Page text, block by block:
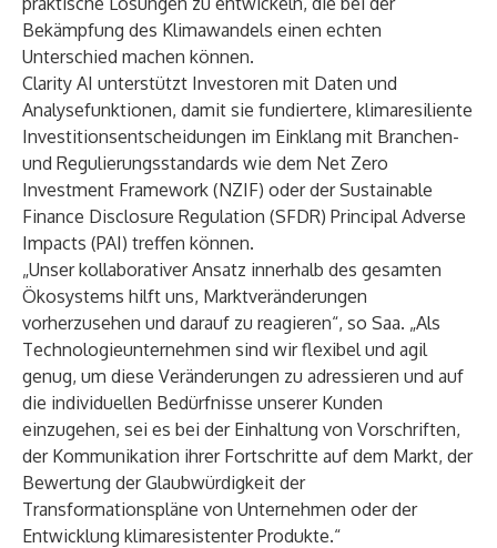
Bekämpfung des Klimawandels einen echten
Unterschied machen können.
Clarity AI unterstützt Investoren mit Daten und
Analysefunktionen, damit sie fundiertere, klimaresiliente
Investitionsentscheidungen im Einklang mit Branchen-
und Regulierungsstandards wie dem Net Zero
Investment Framework (NZIF) oder der Sustainable
Finance Disclosure Regulation (SFDR) Principal Adverse
Impacts (PAI) treffen können.
„Unser kollaborativer Ansatz innerhalb des gesamten
Ökosystems hilft uns, Marktveränderungen
vorherzusehen und darauf zu reagieren“, so Saa. „Als
Technologieunternehmen sind wir flexibel und agil
genug, um diese Veränderungen zu adressieren und auf
die individuellen Bedürfnisse unserer Kunden
einzugehen, sei es bei der Einhaltung von Vorschriften,
der Kommunikation ihrer Fortschritte auf dem Markt, der
Bewertung der Glaubwürdigkeit der
Transformationspläne von Unternehmen oder der
Entwicklung klimaresistenter Produkte.“